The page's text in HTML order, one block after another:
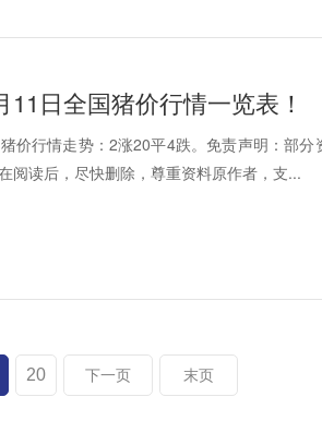
日全国猪价行情一览表！
价行情走势：2涨20平4跌。免责声明：部
阅读后，尽快删除，尊重资料原作者，支...
20 下一页 末页